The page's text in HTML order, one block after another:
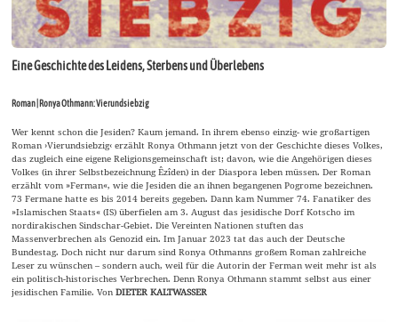
Eine Geschichte des Leidens, Sterbens und Überlebens
Roman | Ronya Othmann: Vierundsiebzig
Wer kennt schon die Jesiden? Kaum jemand. In ihrem ebenso einzig- wie großartigen
Roman ›Vierundsiebzig‹ erzählt Ronya Othmann jetzt von der Geschichte dieses Volkes,
das zugleich eine eigene Religionsgemeinschaft ist; davon, wie die Angehörigen dieses
Volkes (in ihrer Selbstbezeichnung Êzîden) in der Diaspora leben müssen. Der Roman
erzählt vom »Ferman«, wie die Jesiden die an ihnen begangenen Pogrome bezeichnen.
73 Fermane hatte es bis 2014 bereits gegeben. Dann kam Nummer 74. Fanatiker des
»Islamischen Staats« (IS) überfielen am 3. August das jesidische Dorf Kotscho im
nordirakischen Sindschar-Gebiet. Die Vereinten Nationen stuften das
Massenverbrechen als Genozid ein. Im Januar 2023 tat das auch der Deutsche
Bundestag. Doch nicht nur darum sind Ronya Othmanns großem Roman zahlreiche
Leser zu wünschen – sondern auch, weil für die Autorin der Ferman weit mehr ist als
ein politisch-historisches Verbrechen. Denn Ronya Othmann stammt selbst aus einer
jesidischen Familie. VonDIETER KALTWASSER